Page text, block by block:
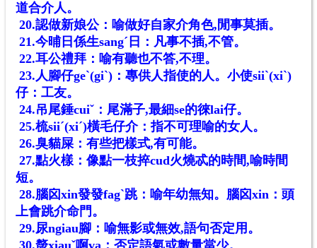
道合介人。
20.認做新娘公：喻做好自家介角色,閒事莫插。
21.今晡日係生sangˊ日：凡事不插,不管。
22.耳公禮拜：喻有聽也不答,不理。
23.人腳仔geˋ(giˋ)：專供人指使的人。小使siiˋ(xiˋ)
仔：工友。
24.吊尾錘cuiˇ：尾滿子,最細se的徠lai仔。
25.梳siiˊ(xiˊ)橫毛仔介：指不可理喻的女人。
26.臭貓屎：有些把樣式,有可能。
27.點火樣：像點一枝捽cud火燒忒的時間,喻時間
短。
28.腦囟xin發發fagˋ跳：喻年幼無知。腦囟xin：頭
上會跳介命門。
29.尿ngiau腳：喻無影或無效,語句否定用。